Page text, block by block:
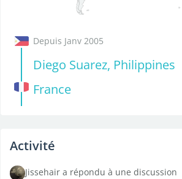
Depuis Janv 2005
Diego Suarez, Philippines
France
Activité
Jissehair a répondu à une discussion